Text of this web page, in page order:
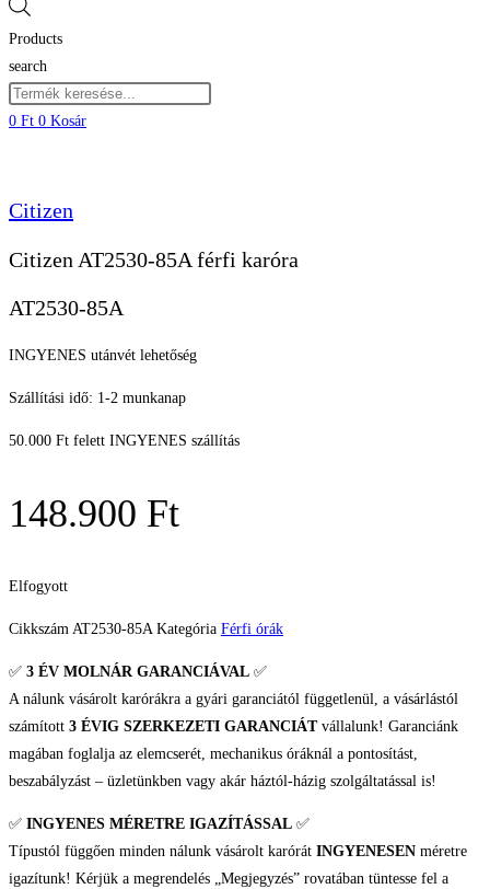
Products
search
0 Ft 0 Kosár
Citizen
Citizen AT2530-85A férfi karóra
AT2530-85A
INGYENES utánvét lehetőség
Szállítási idő: 1-2 munkanap
50.000 Ft felett INGYENES szállítás
148.900 Ft
Elfogyott
Cikkszám AT2530-85A Kategória Férfi órák
✅ 3 ÉV MOLNÁR GARANCIÁVAL ✅
A nálunk vásárolt karórákra a gyári garanciától függetlenül, a vásárlástól
számított 3 ÉVIG SZERKEZETI GARANCIÁTvállalunk! Garanciánk
magában foglalja az elemcserét, mechanikus óráknál a pontosítást,
beszabályzást – üzletünkben vagy akár háztól-házig szolgáltatással is!
✅ INGYENES MÉRETRE IGAZÍTÁSSAL ✅
Típustól függően minden nálunk vásárolt karórát INGYENESEN méretre
igazítunk! Kérjük a megrendelés „Megjegyzés” rovatában tüntesse fel a